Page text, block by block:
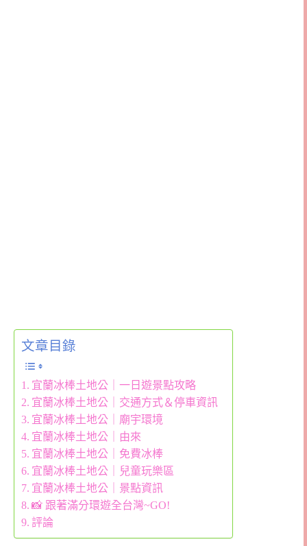
文章目錄
宜蘭冰棒土地公｜一日遊景點攻略
宜蘭冰棒土地公｜交通方式＆停車資訊
宜蘭冰棒土地公｜廟宇環境
宜蘭冰棒土地公｜由來
宜蘭冰棒土地公｜免費冰棒
宜蘭冰棒土地公｜兒童玩樂區
宜蘭冰棒土地公｜景點資訊
📸 跟著滿分環遊全台灣~GO!
評論